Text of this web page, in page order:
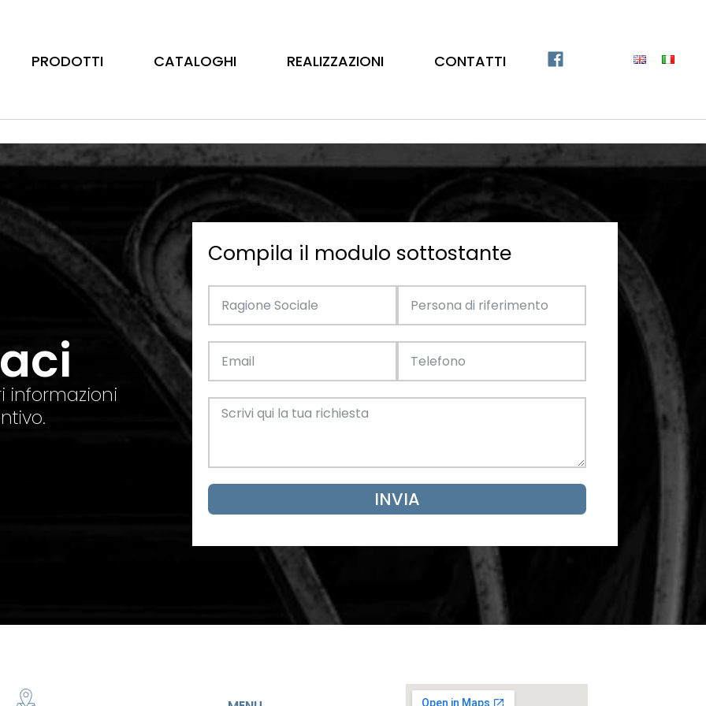
PRODOTTI CATALOGHI REALIZZAZIONI CONTATTI
Ottone
Tubo
Alluminio
Oggettistica e arredamento
Catalogo Illustrativo
SCARICA ORA
Catalogo
Acciaio
+39 0445 580865
+39 0445 580366
info@feba.it
informazioni
Compila il modulo sottostante
INVIA